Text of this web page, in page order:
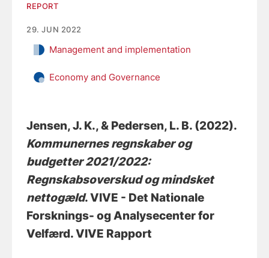
REPORT
29. JUN 2022
Management and implementation
Economy and Governance
Jensen, J. K., & Pedersen, L. B. (2022).
Kommunernes regnskaber og
budgetter 2021/2022:
Regnskabsoverskud og mindsket
nettogæld. VIVE - Det Nationale
Forsknings- og Analysecenter for
Velfærd. VIVE Rapport